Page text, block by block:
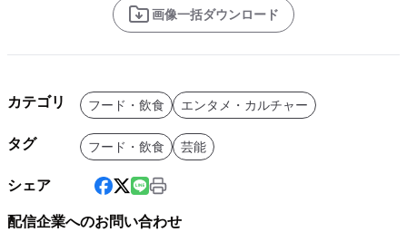
画像一括ダウンロード
カテゴリ フード・飲食 エンタメ・カルチャー
タグ フード・飲食 芸能
シェア
配信企業へのお問い合わせ